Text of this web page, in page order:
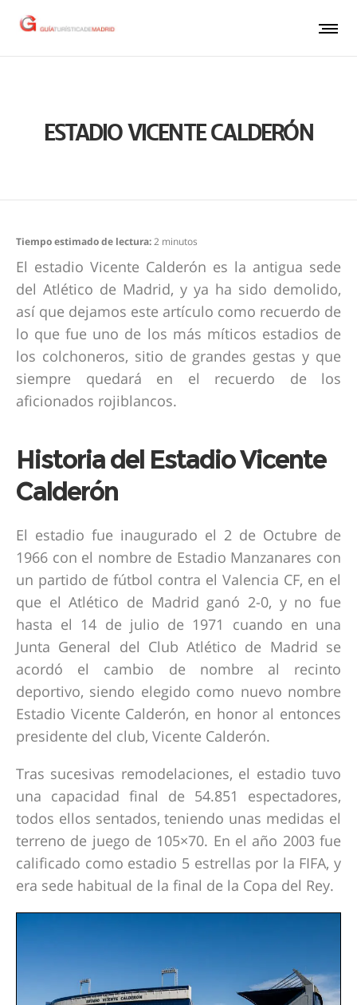
ESTADIO VICENTE CALDERÓN
Tiempo estimado de lectura:2 minutos
El estadio Vicente Calderón es la antigua sede
del Atlético de Madrid, y ya ha sido demolido,
así que dejamos este artículo como recuerdo de
lo que fue uno de los más míticos estadios de
los colchoneros, sitio de grandes gestas y que
siempre quedará en el recuerdo de los
aficionados rojiblancos.
Historia del Estadio Vicente
Calderón
El estadio fue inaugurado el 2 de Octubre de
1966 con el nombre de Estadio Manzanares con
un partido de fútbol contra el Valencia CF, en el
que el Atlético de Madrid ganó 2-0, y no fue
hasta el 14 de julio de 1971 cuando en una
Junta General del Club Atlético de Madrid se
acordó el cambio de nombre al recinto
deportivo, siendo elegido como nuevo nombre
Estadio Vicente Calderón, en honor al entonces
presidente del club, Vicente Calderón.
Tras sucesivas remodelaciones, el estadio tuvo
una capacidad final de 54.851 espectadores,
todos ellos sentados, teniendo unas medidas el
terreno de juego de 105×70. En el año 2003 fue
calificado como estadio 5 estrellas por la FIFA, y
era sede habitual de la final de la Copa del Rey.